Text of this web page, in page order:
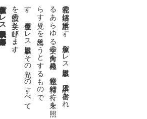
私達の
故郷は
日本語で
す
。
金魚屋プ
レ
ス
日本版は
、
日本語で
書か
れ
る
あ
ら
ゆ
る
文学の
方向を
見極め
、
私達の
精神の
行く
末を
照
ら
す
光り
を
見出そ
う
と
す
る
も
の
で
す
。
金魚屋プ
レ
ス
日本版は
そ
の
光り
の
す
べ
て
を
広義の
文学と
呼び
ま
す
。
版代表 齋藤都